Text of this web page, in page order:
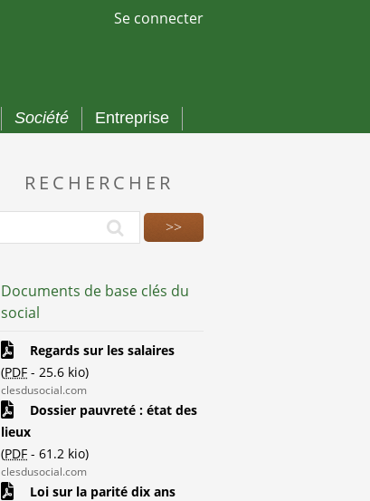
Se connecter
Société
Entreprise
RECHERCHER
Documents de base clés du
social
Regards sur les salaires
(PDF - 25.6 kio)
clesdusocial.com
Dossier pauvreté : état des
lieux
(PDF -61.2 kio)
clesdusocial.com
Loi sur la parité dix ans